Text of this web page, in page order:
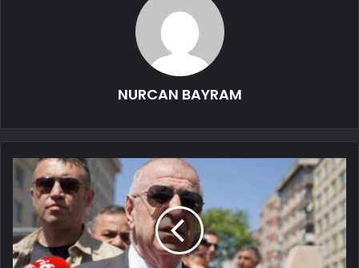
NURCAN BAYRAM